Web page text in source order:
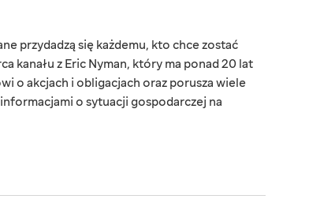
przydadzą się każdemu, kto chce zostać
kanału z Eric Nyman, który ma ponad 20 lat
o akcjach i obligacjach oraz porusza wiele
o sytuacji gospodarczej na